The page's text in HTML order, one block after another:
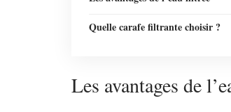
Quelle carafe filtrante choisir ?
Les avantages de